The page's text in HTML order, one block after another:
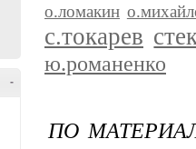
-
о.ломакин
с.токарев
ю.романенко
ПО